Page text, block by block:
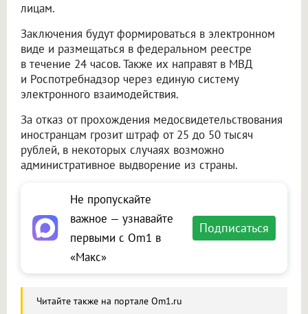
лицам.
Заключения будут формироваться в электронном
виде и размещаться в федеральном реестре
в течение 24 часов. Также их направят в МВД
и Роспотребнадзор через единую систему
электронного взаимодействия.
За отказ от прохождения медосвидетельствования
иностранцам грозит штраф от 25 до 50 тысяч
рублей, в некоторых случаях возможно
административное выдворение из страны.
Не пропускайте
важное — узнавайте
первыми с Om1 в
«Макс»
Подписаться
Читайте также на портале Om1.ru